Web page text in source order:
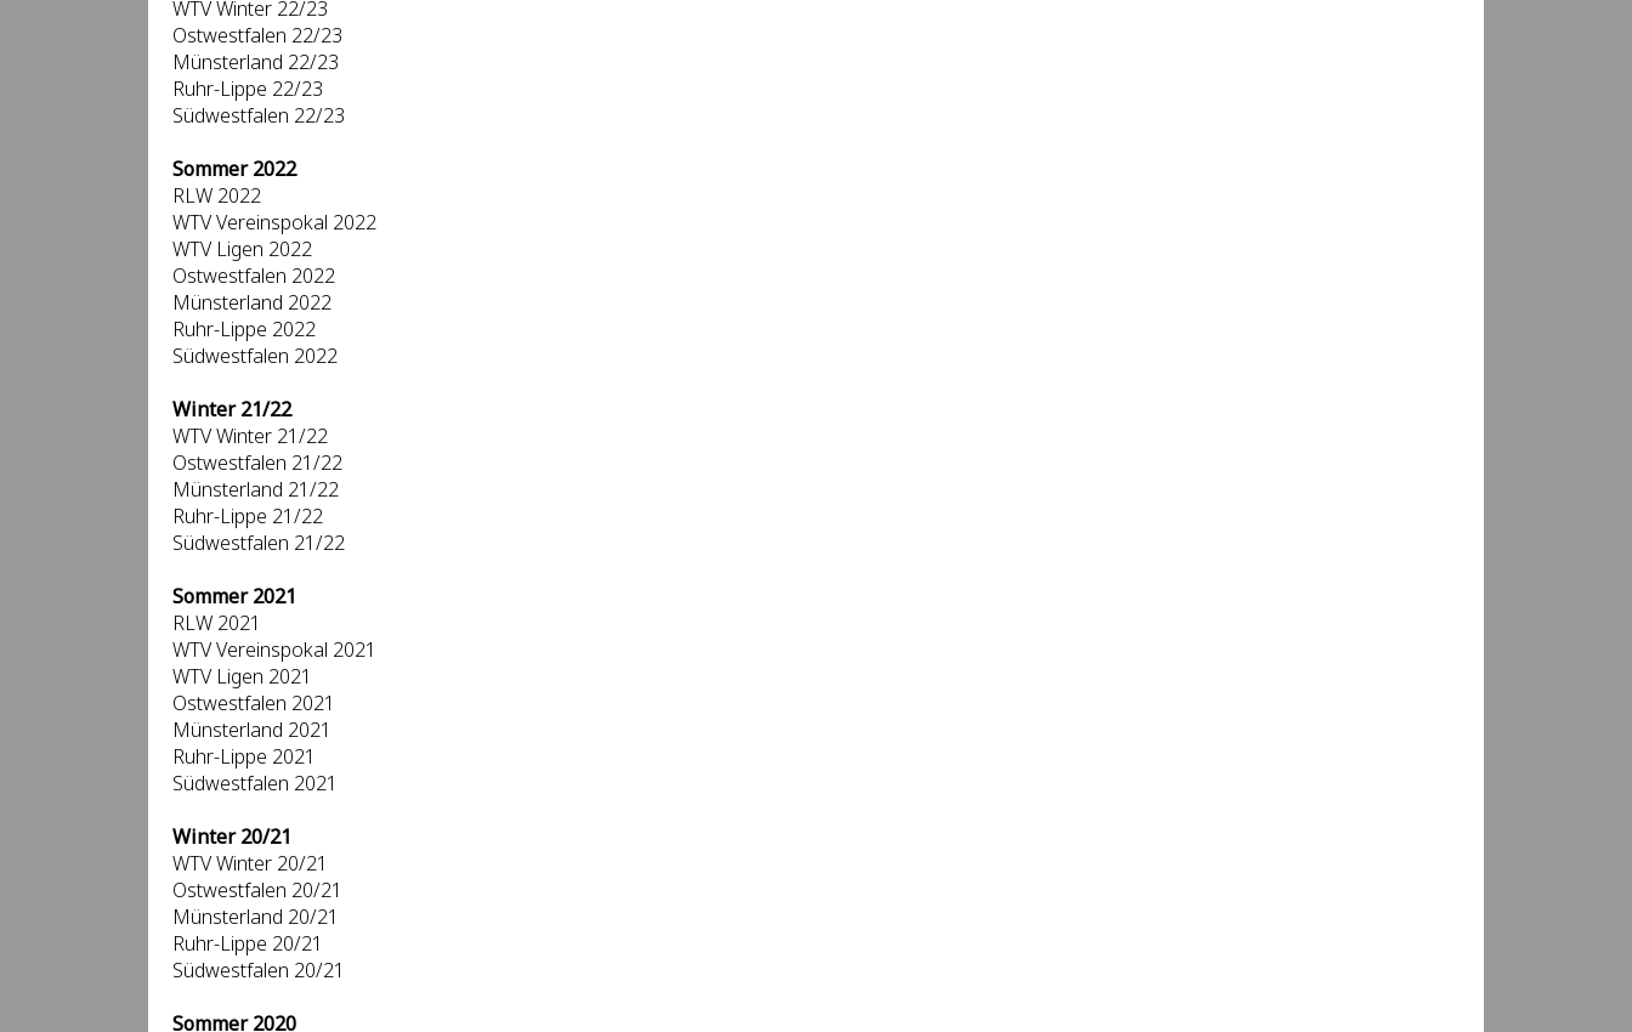
WTV Winter 22/23
Ostwestfalen 22/23
Münsterland 22/23
Ruhr-Lippe 22/23
Südwestfalen 22/23
Sommer 2022
RLW 2022
WTV Vereinspokal 2022
WTV Ligen 2022
Ostwestfalen 2022
Münsterland 2022
Ruhr-Lippe 2022
Südwestfalen 2022
Winter 21/22
WTV Winter 21/22
Ostwestfalen 21/22
Münsterland 21/22
Ruhr-Lippe 21/22
Südwestfalen 21/22
Sommer 2021
RLW 2021
WTV Vereinspokal 2021
WTV Ligen 2021
Ostwestfalen 2021
Münsterland 2021
Ruhr-Lippe 2021
Südwestfalen 2021
Winter 20/21
WTV Winter 20/21
Ostwestfalen 20/21
Münsterland 20/21
Ruhr-Lippe 20/21
Südwestfalen 20/21
Sommer 2020